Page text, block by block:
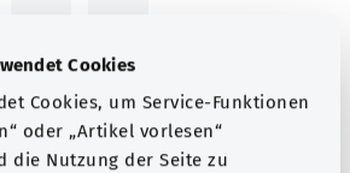
Cookies
Cookies, um Service-Funktionen
oder „Artikel vorlesen“
die Nutzung der Seite zu
kodu